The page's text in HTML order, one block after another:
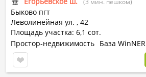
(3 мин. пешком)
Быково пгт
Леволинейная ул. , 42
Площадь участка: 6,1 сот.
Простор-недвижимость База WinNER